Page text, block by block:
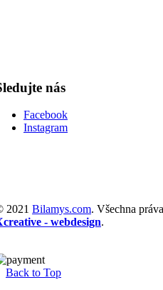
nás
Facebook
Instagram
2021 Bilamys.com. Všechna
- webdesign.
Back to Top